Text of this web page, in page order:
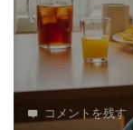
療
血
血
圧
血
コメントを残す